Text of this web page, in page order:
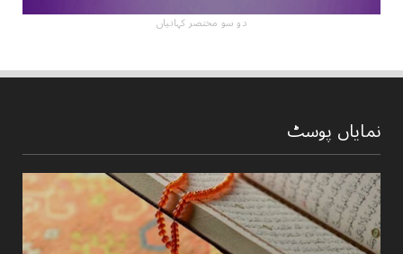
دو سو مختصر کہانیاں
نمایاں پوسٹ